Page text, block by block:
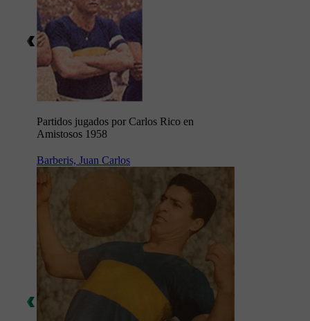
Partidos jugados por Carlos Rico en
Amistosos 1958
Barberis, Juan Carlos